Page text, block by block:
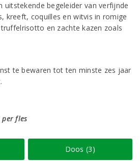
uitstekende begeleider van verfijnde
kreeft, coquilles en witvis in romige
en zachte kazen zoals
te bewaren tot ten minste zes jaar
per fles
Doos (3)